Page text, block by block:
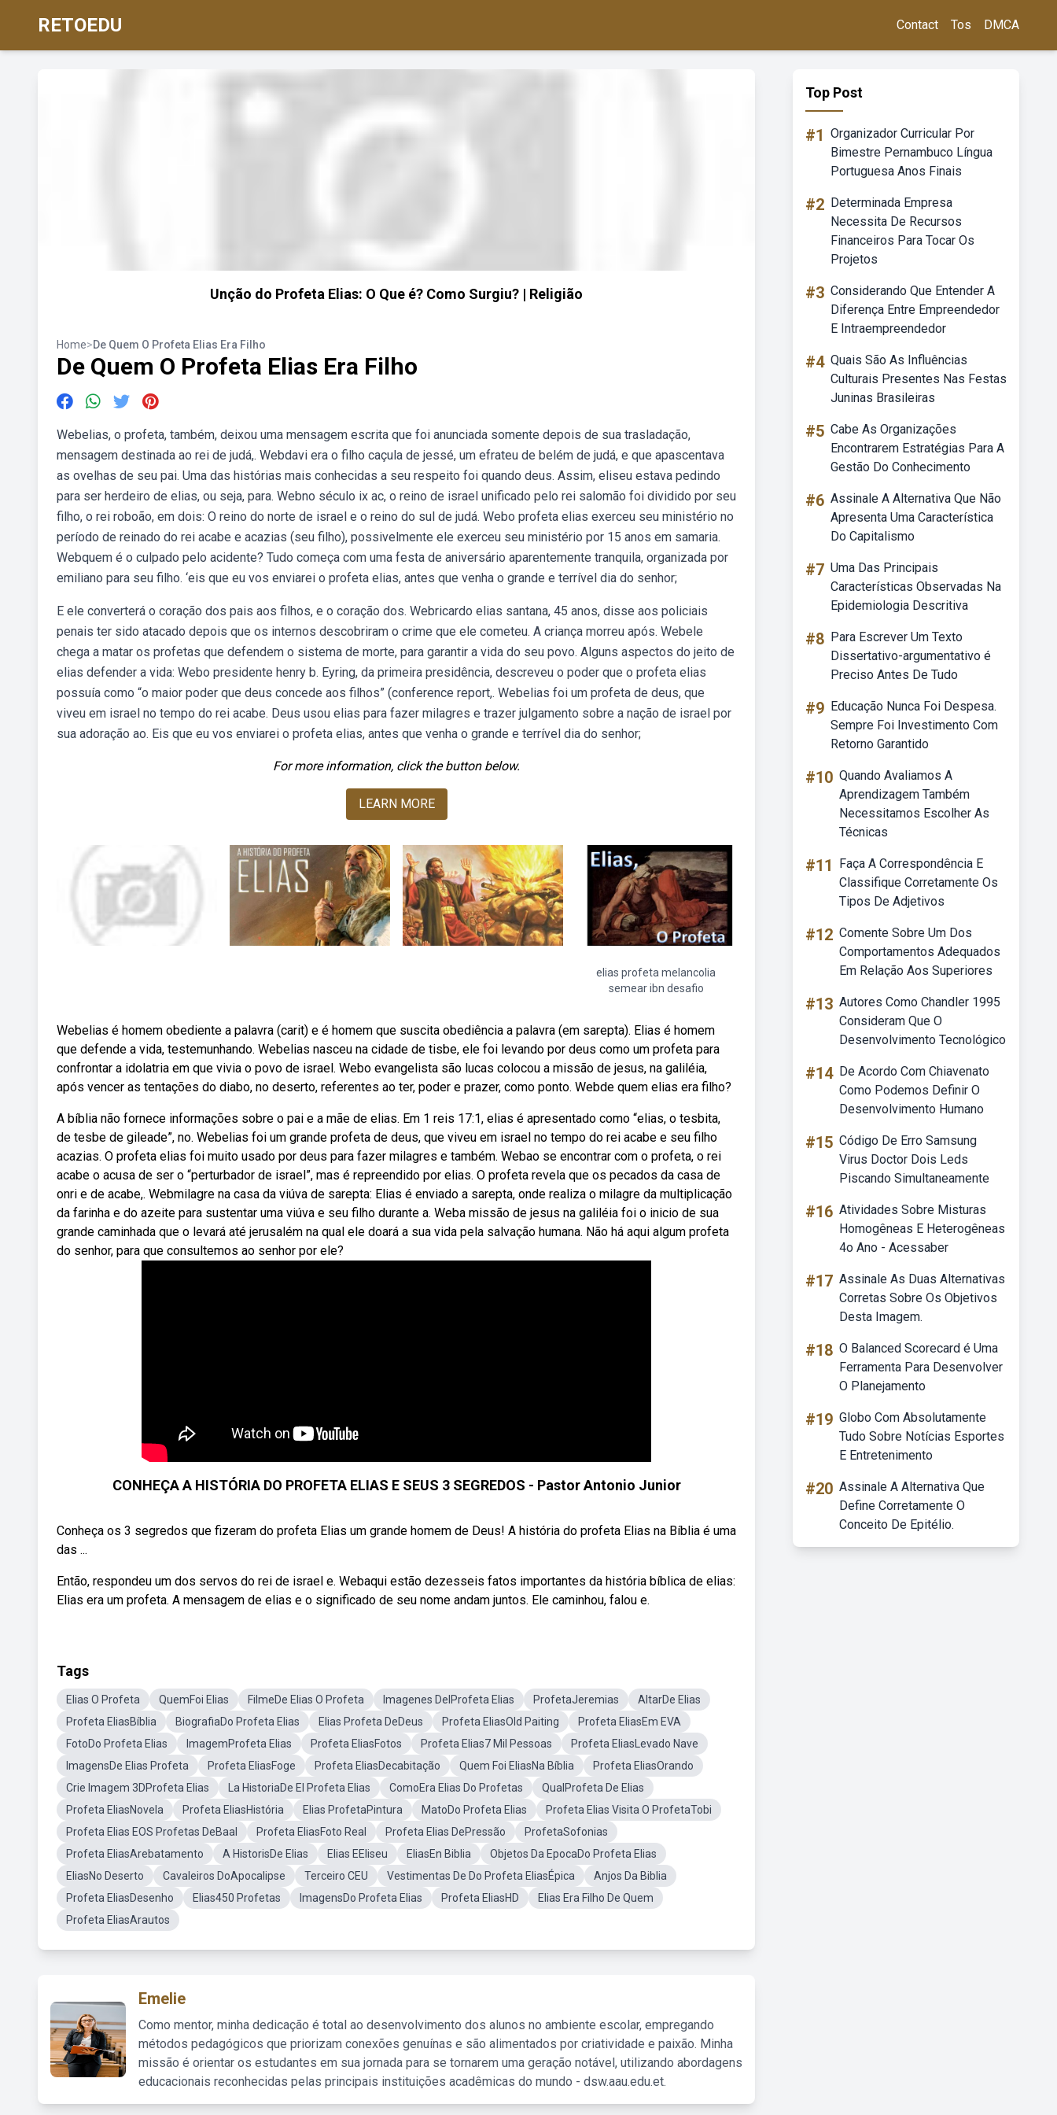
RETOEDU Contact Tos DMCA
Unção do Profeta Elias: O Que é? Como Surgiu? | Religião
Home>De Quem O Profeta Elias Era Filho
De Quem O Profeta Elias Era Filho
Webelias, o profeta, também, deixou uma mensagem escrita que foi anunciada somente depois de sua trasladação,
mensagem destinada ao rei de judá,. Webdavi era o filho caçula de jessé, um efrateu de belém de judá, e que apascentava
as ovelhas de seu pai. Uma das histórias mais conhecidas a seu respeito foi quando deus. Assim, eliseu estava pedindo
para ser herdeiro de elias, ou seja, para. Webno século ix ac, o reino de israel unificado pelo rei salomão foi dividido por seu
filho, o rei roboão, em dois: O reino do norte de israel e o reino do sul de judá. Webo profeta elias exerceu seu ministério no
período de reinado do rei acabe e acazias (seu filho), possivelmente ele exerceu seu ministério por 15 anos em samaria.
Webquem é o culpado pelo acidente? Tudo começa com uma festa de aniversário aparentemente tranquila, organizada por
emiliano para seu filho. ‘eis que eu vos enviarei o profeta elias, antes que venha o grande e terrível dia do senhor;
E ele converterá o coração dos pais aos filhos, e o coração dos. Webricardo elias santana, 45 anos, disse aos policiais
penais ter sido atacado depois que os internos descobriram o crime que ele cometeu. A criança morreu após. Webele
chega a matar os profetas que defendem o sistema de morte, para garantir a vida do seu povo. Alguns aspectos do jeito de
elias defender a vida: Webo presidente henry b. Eyring, da primeira presidência, descreveu o poder que o profeta elias
possuía como “o maior poder que deus concede aos filhos” (conference report,. Webelias foi um profeta de deus, que
viveu em israel no tempo do rei acabe. Deus usou elias para fazer milagres e trazer julgamento sobre a nação de israel por
sua adoração ao. Eis que eu vos enviarei o profeta elias, antes que venha o grande e terrível dia do senhor;
For more information, click the button below.
LEARN MORE
elias profeta melancolia
semear ibn desafio
Webelias é homem obediente a palavra (carit) e é homem que suscita obediência a palavra (em sarepta). Elias é homem
que defende a vida, testemunhando. Webelias nasceu na cidade de tisbe, ele foi levando por deus como um profeta para
confrontar a idolatria em que vivia o povo de israel. Webo evangelista são lucas colocou a missão de jesus, na galiléia,
após vencer as tentações do diabo, no deserto, referentes ao ter, poder e prazer, como ponto. Webde quem elias era filho?
A bíblia não fornece informações sobre o pai e a mãe de elias. Em 1 reis 17:1, elias é apresentado como “elias, o tesbita,
de tesbe de gileade”, no. Webelias foi um grande profeta de deus, que viveu em israel no tempo do rei acabe e seu filho
acazias. O profeta elias foi muito usado por deus para fazer milagres e também. Webao se encontrar com o profeta, o rei
acabe o acusa de ser o “perturbador de israel”, mas é repreendido por elias. O profeta revela que os pecados da casa de
onri e de acabe,. Webmilagre na casa da viúva de sarepta: Elias é enviado a sarepta, onde realiza o milagre da multiplicação
da farinha e do azeite para sustentar uma viúva e seu filho durante a. Weba missão de jesus na galiléia foi o inicio de sua
grande caminhada que o levará até jerusalém na qual ele doará a sua vida pela salvação humana. Não há aqui algum profeta
do senhor, para que consultemos ao senhor por ele?
CONHEÇA A HISTÓRIA DO PROFETA ELIAS E SEUS 3 SEGREDOS - Pastor Antonio Junior
Conheça os 3 segredos que fizeram do profeta Elias um grande homem de Deus! A história do profeta Elias na Bíblia é uma
das ...
Então, respondeu um dos servos do rei de israel e. Webaqui estão dezesseis fatos importantes da história bíblica de elias:
Elias era um profeta. A mensagem de elias e o significado de seu nome andam juntos. Ele caminhou, falou e.
Tags
Elias O Profeta QuemFoi Elias FilmeDe Elias O Profeta Imagenes DelProfeta Elias ProfetaJeremias
AltarDe Elias
Profeta EliasBíblia
BiografiaDo Profeta Elias Elias Profeta DeDeus Profeta EliasOld Paiting
Profeta EliasEm EVA
FotoDo Profeta Elias
ImagemProfeta Elias Profeta EliasFotos Profeta Elias7 Mil Pessoas
Profeta EliasLevado Nave
ImagensDe Elias Profeta
Profeta EliasFoge Profeta EliasDecabitação Quem Foi EliasNa Bíblia
Profeta EliasOrando
Crie Imagem 3DProfeta Elias
La HistoriaDe El Profeta Elias ComoEra Elias Do Profetas
QualProfeta De Elias
Profeta EliasNovela
Profeta EliasHistória Elias ProfetaPintura MatoDo Profeta Elias
Profeta Elias Visita O ProfetaTobi
Profeta Elias EOS Profetas DeBaal
Profeta EliasFoto Real Profeta Elias DePressão
ProfetaSofonias
Profeta EliasArebatamento
A HistorisDe Elias Elias EEliseu EliasEn Biblia
Objetos Da EpocaDo Profeta Elias
EliasNo Deserto
Cavaleiros DoApocalipse Terceiro CEU Vestimentas De Do Profeta EliasÉpica
Anjos Da Biblia
Profeta EliasDesenho
Elias450 Profetas ImagensDo Profeta Elias Profeta EliasHD
Elias Era Filho De Quem
Profeta EliasArautos
Emelie
Como mentor, minha dedicação é total ao desenvolvimento dos alunos no ambiente escolar, empregando
métodos pedagógicos que priorizam conexões genuínas e são alimentados por criatividade e paixão. Minha
missão é orientar os estudantes em sua jornada para se tornarem uma geração notável, utilizando abordagens
educacionais reconhecidas pelas principais instituições acadêmicas do mundo - dsw.aau.edu.et.
Top Post
#1 Organizador Curricular Por
Bimestre Pernambuco Língua
Portuguesa Anos Finais
#2 Determinada Empresa
Necessita De Recursos
Financeiros Para Tocar Os
Projetos
#3 Considerando Que Entender A
Diferença Entre Empreendedor
E Intraempreendedor
#4 Quais São As Influências
Culturais Presentes Nas Festas
Juninas Brasileiras
#5 Cabe As Organizações
Encontrarem Estratégias Para A
Gestão Do Conhecimento
#6 Assinale A Alternativa Que Não
Apresenta Uma Característica
Do Capitalismo
#7 Uma Das Principais
Características Observadas Na
Epidemiologia Descritiva
#8 Para Escrever Um Texto
Dissertativo-argumentativo é
Preciso Antes De Tudo
#9 Educação Nunca Foi Despesa.
Sempre Foi Investimento Com
Retorno Garantido
#10 Quando Avaliamos A
Aprendizagem Também
Necessitamos Escolher As
Técnicas
#11
Faça A Correspondência E
Classifique Corretamente Os
Tipos De Adjetivos
#12 Comente Sobre Um Dos
Comportamentos Adequados
Em Relação Aos Superiores
#13 Autores Como Chandler 1995
Consideram Que O
Desenvolvimento Tecnológico
#14 De Acordo Com Chiavenato
Como Podemos Definir O
Desenvolvimento Humano
#15 Código De Erro Samsung
Virus Doctor Dois Leds
Piscando Simultaneamente
#16 Atividades Sobre Misturas
Homogêneas E Heterogêneas
4o Ano - Acessaber
#17 Assinale As Duas Alternativas
Corretas Sobre Os Objetivos
Desta Imagem.
#18 O Balanced Scorecard é Uma
Ferramenta Para Desenvolver
O Planejamento
#19 Globo Com Absolutamente
Tudo Sobre Notícias Esportes
E Entretenimento
#20 Assinale A Alternativa Que
Define Corretamente O
Conceito De Epitélio.